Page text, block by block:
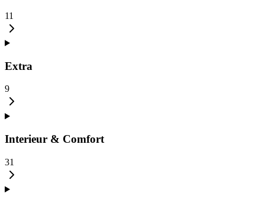
11
Extra
9
Interieur & Comfort
31